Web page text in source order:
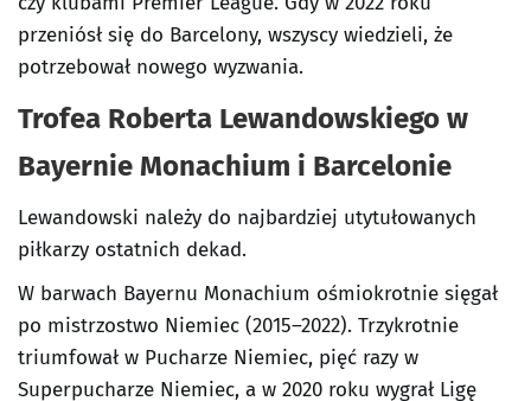
przeniósł się do Barcelony, wszyscy wiedzieli, że
potrzebował nowego wyzwania.
Trofea Roberta Lewandowskiego w
Bayernie Monachium i Barcelonie
Lewandowski należy do najbardziej utytułowanych
piłkarzy ostatnich dekad.
W barwach Bayernu Monachium ośmiokrotnie sięgał
po mistrzostwo Niemiec (2015–2022). Trzykrotnie
triumfował w Pucharze Niemiec, pięć razy w
Superpucharze Niemiec, a w 2020 roku wygrał Ligę